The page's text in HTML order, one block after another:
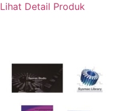
Lihat Detail Produk